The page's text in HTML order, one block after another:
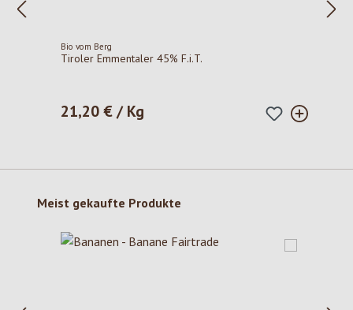
Bio vom Berg
Tiroler Emmentaler 45% F.i.T.
Regulärer Preis:
21,20 € / Kg
Produktgalerie überspringen
Meist gekaufte Produkte